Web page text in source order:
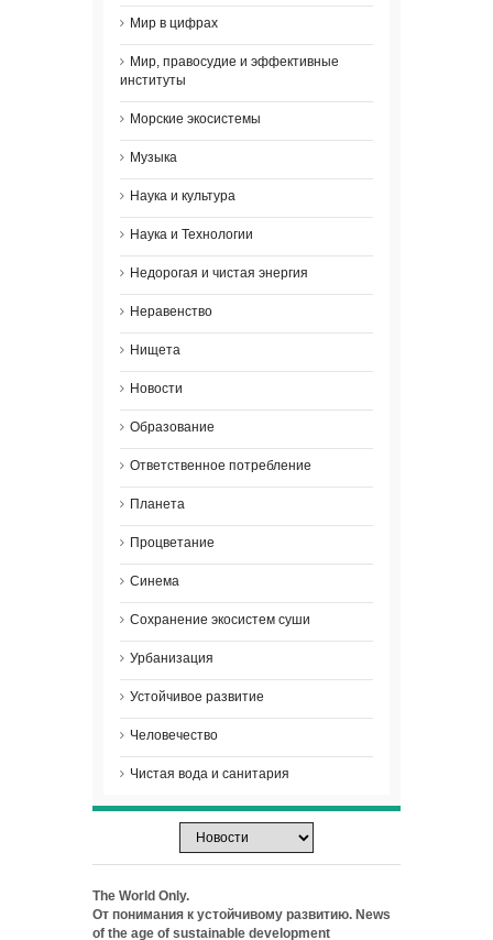
Мир в цифрах
Мир, правосудие и эффективные
институты
Морские экосистемы
Музыка
Наука и культура
Наука и Технологии
Недорогая и чистая энергия
Неравенство
Нищета
Новости
Образование
Ответственное потребление
Планета
Процветание
Синема
Сохранение экосистем суши
Урбанизация
Устойчивое развитие
Человечество
Чистая вода и санитария
The World Only.
От понимания к устойчивому развитию. News
of the age of sustainable development